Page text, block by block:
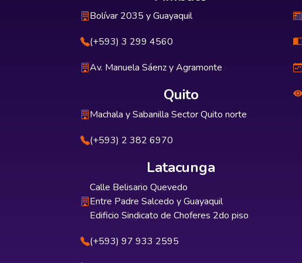
Bolívar 2035 y Guayaquil
(+593) 3 299 4560
Av. Manuela Sáenz y Agramonte
Quito
Machala y Sabanilla Sector Quito norte
(+593) 2 382 6970
Latacunga
Calle Belisario Quevedo
Entre Padre Salcedo y Guayaquil
Edificio Sindicato de Choferes 2do piso
(+593) 97 933 2595